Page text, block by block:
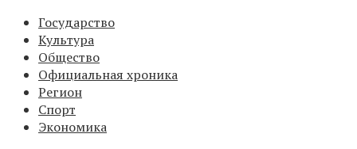
Государство
Культура
Общество
Официальная хроника
Регион
Спорт
Экономика